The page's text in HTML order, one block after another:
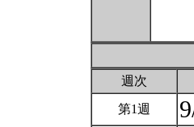
週次
第1週